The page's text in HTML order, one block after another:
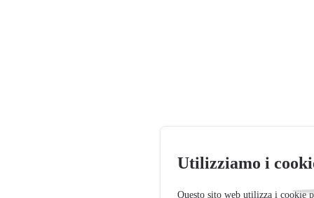
Utilizziamo i
Questo sito web utilizza i cookie